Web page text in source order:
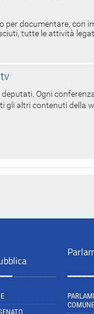
documentare, con
tutte le attività
Ogni
gli altri contenuti della
COMUNE